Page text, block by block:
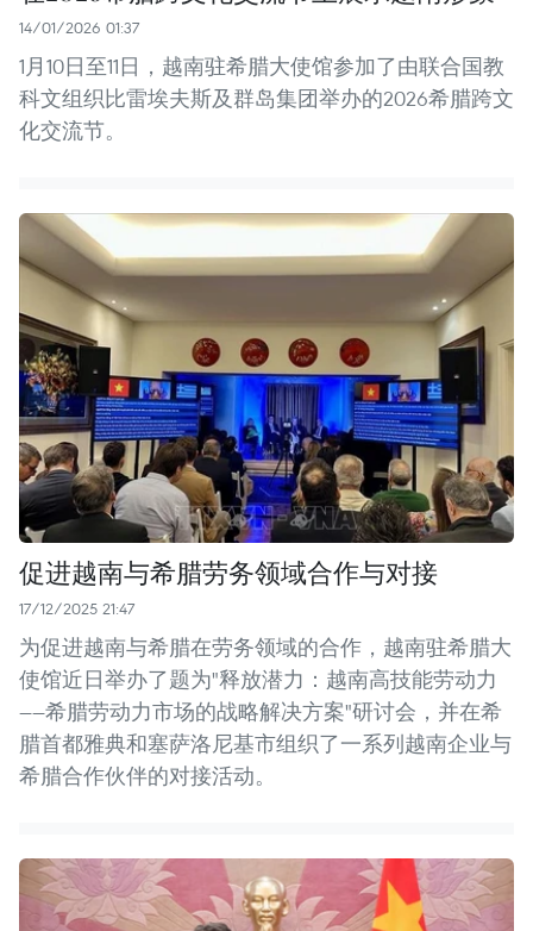
14/01/2026 01:37
1月10日至11日，越南驻希腊大使馆参加了由联合国教
科文组织比雷埃夫斯及群岛集团举办的2026希腊跨文
化交流节。
促进越南与希腊劳务领域合作与对接
17/12/2025 21:47
为促进越南与希腊在劳务领域的合作，越南驻希腊大
使馆近日举办了题为"释放潜力：越南高技能劳动力
——希腊劳动力市场的战略解决方案"研讨会，并在希
腊首都雅典和塞萨洛尼基市组织了一系列越南企业与
希腊合作伙伴的对接活动。